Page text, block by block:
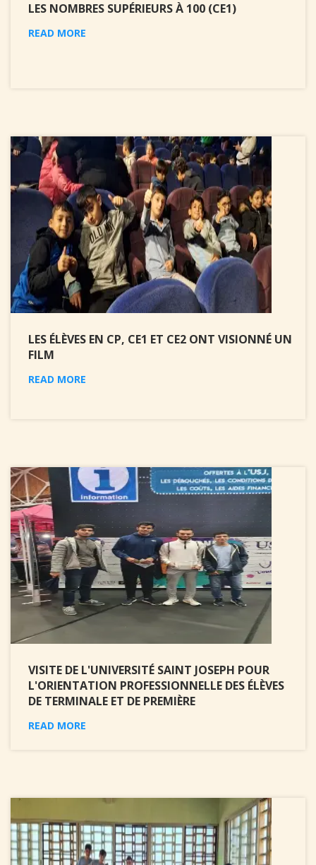
LES NOMBRES SUPÉRIEURS À 100 (CE1)
READ MORE
LES ÉLÈVES EN CP, CE1 ET CE2 ONT VISIONNÉ UN
FILM
READ MORE
VISITE DE L'UNIVERSITÉ SAINT JOSEPH POUR
L'ORIENTATION PROFESSIONNELLE DES ÉLÈVES
DE TERMINALE ET DE PREMIÈRE
READ MORE